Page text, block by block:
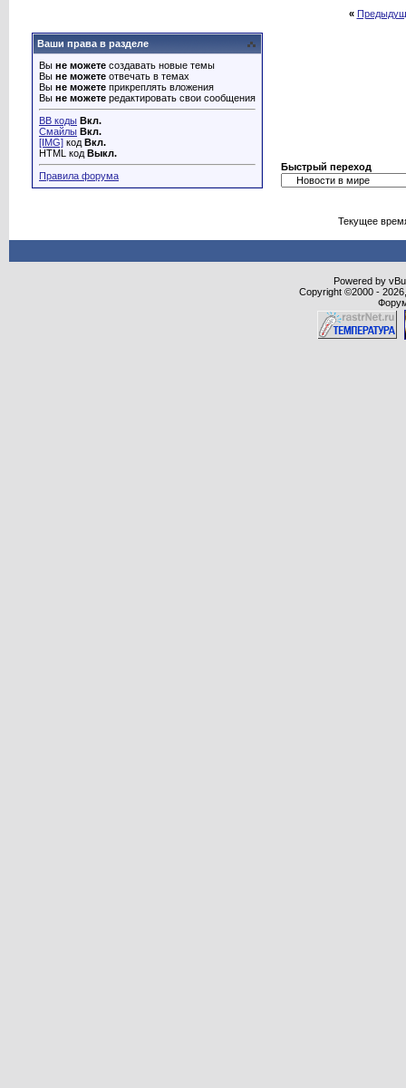
«
Ваши права в разделе
Вы не можете создавать новые темы
Вы не можете отвечать в темах
Вы не можете прикреплять вложения
Вы не можете редактировать свои сообщения
BB коды Вкл.
Смайлы Вкл.
[IMG] код Вкл.
HTML код Выкл.
Правила форума
Быстрый переход
Текущее
Powered by
Copyright ©2000 -